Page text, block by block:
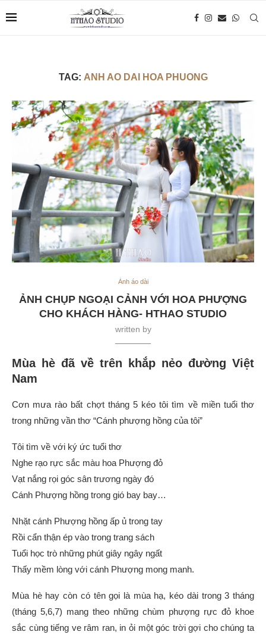
TAG: ANH AO DAI HOA PHUONG
Ảnh áo dài
ẢNH CHỤP NGOẠI CẢNH VỚI HOA PHƯỢNG
CHO KHÁCH HÀNG- HTHAO STUDIO
written by
Mùa hè đã về trên khắp nẻo đường Việt
Nam
Cơn mưa rào bất chợt tháng 5 kéo tôi tìm về miền tuổi thơ
trong những vần thơ “Cánh phượng hồng của tôi”
Tôi tìm về với ký ức tuổi thơ
Nghe rạo rực sắc màu hoa Phượng đỏ
Vạt nắng rọi góc sân trương ngày đó
Cánh Phượng hồng trong gió bay bay…
Nhặt cánh Phượng hồng ấp ủ trong tay
Rồi cẩn thận ép vào trong trang sách
Tuổi học trò những phút giây ngây ngất
Thấy mềm lòng với cánh Phượng mong manh.
Mùa hè hay còn có tên gọi là mùa hạ, kéo dài trong 3 tháng
(tháng 5,6,7) mang theo những chùm phượng rực đỏ khoe
sắc cùng tiếng ve râm ran, in ỏi một góc trời gợi cho chúng ta